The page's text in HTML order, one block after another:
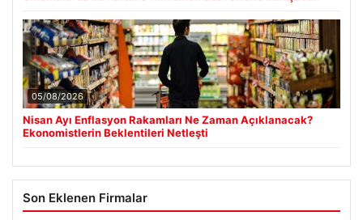
05/08/2026
Nisan Ayı Enflasyon Rakamları Ne Zaman Açıklanacak?
Ekonomistlerin Beklentileri Netleşti
Son Eklenen Firmalar